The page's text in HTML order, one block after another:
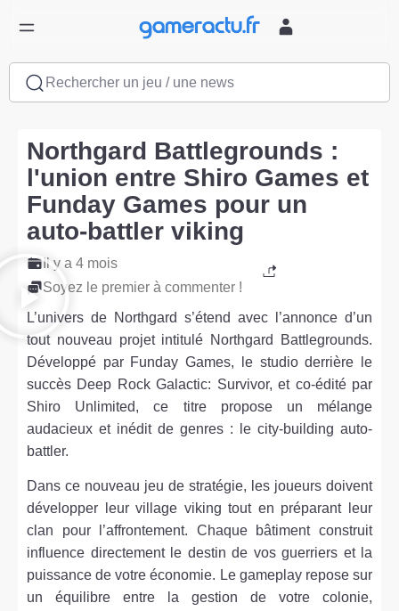
Rechercher un jeu / une news
Northgard Battlegrounds :
l'union entre Shiro Games et
Funday Games pour un
auto-battler viking
Il y a 4 mois
Soyez le premier à commenter !
L’univers de Northgard s’étend avec l’annonce d’un
tout nouveau projet intitulé Northgard Battlegrounds.
Développé par Funday Games, le studio derrière le
succès Deep Rock Galactic: Survivor, et co-édité par
Shiro Unlimited, ce titre propose un mélange
audacieux et inédit de genres : le city-building auto-
battler.
Dans ce nouveau jeu de stratégie, les joueurs doivent
développer leur village viking tout en préparant leur
clan pour l’affrontement. Chaque bâtiment construit
influence directement le destin de vos guerriers et la
puissance de votre économie. Le gameplay repose sur
un équilibre entre la gestion de votre colonie,